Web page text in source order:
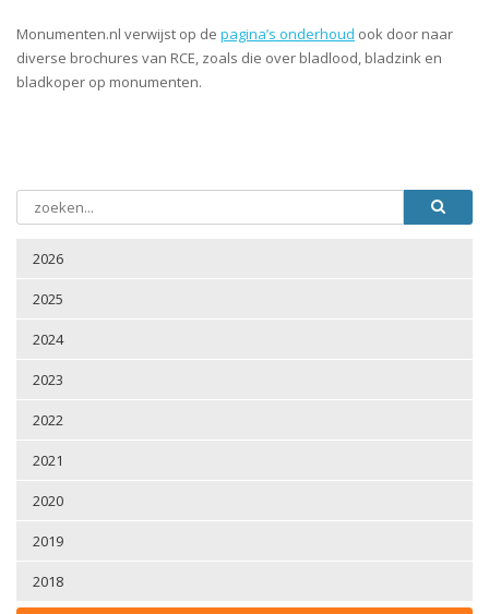
2026
2025
2024
2023
2022
2021
2020
2019
2018
Monumenten.nl verwijst op de pagina’s onderhoud ook door naar
diverse brochures van RCE, zoals die over bladlood, bladzink en
bladkoper op monumenten.